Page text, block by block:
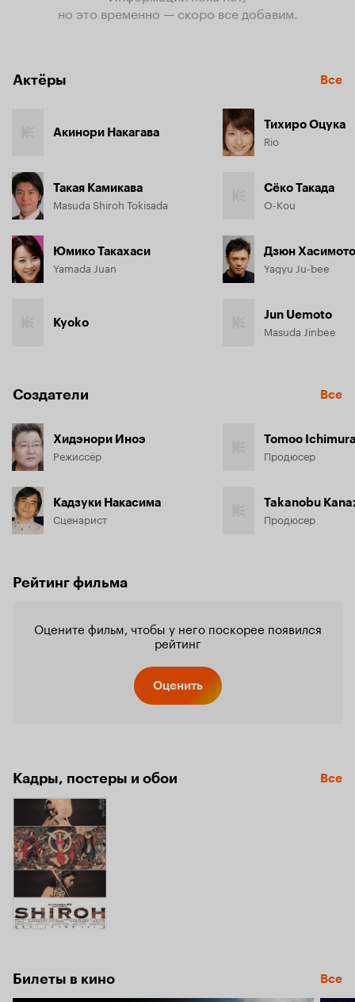
но это временно — скоро все добавим.
Актёры Все
Акинори Накагава
Такая Камикава
Masuda Shiroh Tokisada
Юмико Такахаси
Yamada Juan
Kyoko
Тихиро Оцука
Rio
Сёко Такада
O-Kou
Дзюн Хасимото
Yagyu Ju-bee
Jun Uemoto
Masuda Jinbee
Создатели Все
Хидэнори Иноэ
Режиссёр
Кадзуки Накасима
Сценарист
Tomoo
Продюсер
Takanobu
Продюсер
Рейтинг фильма
Оцените фильм, чтобы у него поскорее появился
рейтинг
Оценить
Кадры, постеры и обои Все
Билеты в кино Все